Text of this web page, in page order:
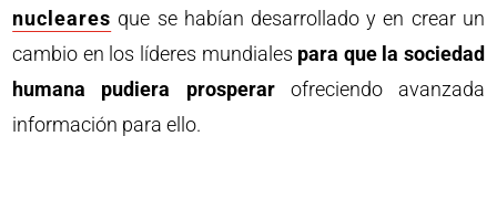
nucleares que se habían desarrollado y en crear un
cambio en los líderes mundiales para que la sociedad
humana pudiera prosperarofreciendo avanzada
información para ello.